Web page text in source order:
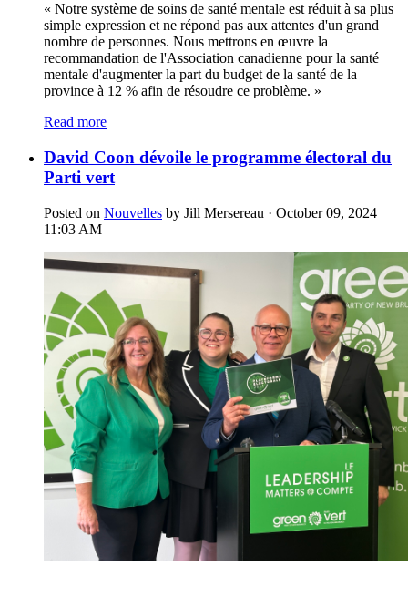
« Notre système de soins de santé mentale est réduit à sa plus
simple expression et ne répond pas aux attentes d'un grand
nombre de personnes. Nous mettrons en œuvre la
recommandation de l'Association canadienne pour la santé
mentale d'augmenter la part du budget de la santé de la
province à 12 % afin de résoudre ce problème. »
Read more
David Coon dévoile le programme électoral du
Parti vert
Posted on Nouvelles by Jill Mersereau · October 09, 2024
11:03 AM